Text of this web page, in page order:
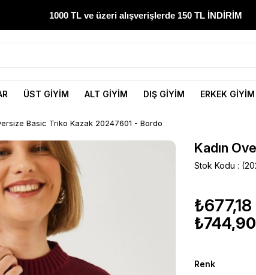
1000 TL ve üzeri alışverişlerde 150 TL İNDİRİM
1000 TL ve üzeri alışverişlerde 150 TL İNDİRİM
ÜST GİYİM ALT GİYİM DIŞ GİYİM ERKEK GİYİM
Basic Triko Kazak 20247601 - Bordo
Kadın
Stok Kodu
₺677,18
₺744,90
Renk